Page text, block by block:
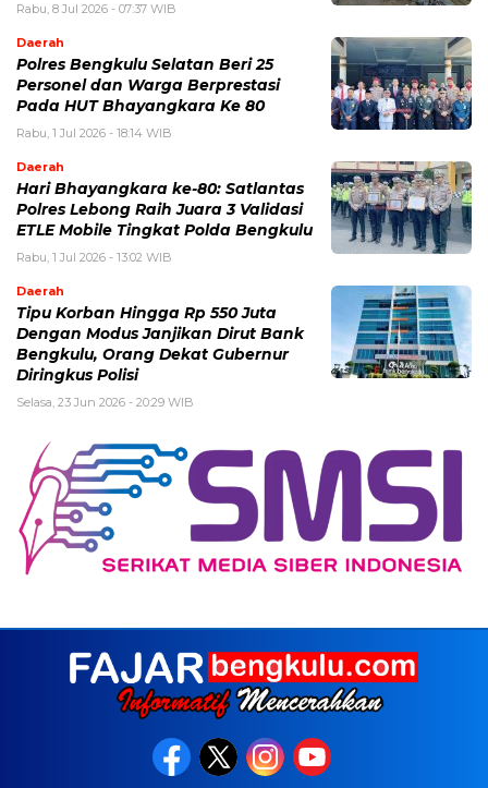
Rabu, 8 Jul 2026 - 07:37 WIB
Daerah
Polres Bengkulu Selatan Beri 25
Personel dan Warga Berprestasi
Pada HUT Bhayangkara Ke 80
Rabu, 1 Jul 2026 - 18:14 WIB
Daerah
Hari Bhayangkara ke-80: Satlantas
Polres Lebong Raih Juara 3 Validasi
ETLE Mobile Tingkat Polda Bengkulu
Rabu, 1 Jul 2026 - 13:02 WIB
Daerah
Tipu Korban Hingga Rp 550 Juta
Dengan Modus Janjikan Dirut Bank
Bengkulu, Orang Dekat Gubernur
Diringkus Polisi
Selasa, 23 Jun 2026 - 20:29 WIB